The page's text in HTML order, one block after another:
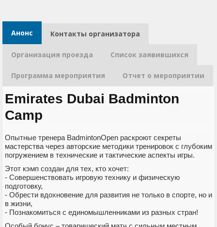
Анонс Контакты организатора​
Организация проезда Список заявившихся
Программа мероприятия Отчет о мероприятии
Emirates Dubai Badminton
Camp
Опытные тренера BadmintonOpen раскроют секреты
мастерства через авторские методики тренировок с глубоким
погружением в технические и тактические аспекты игры.
Этот кэмп создан для тех, кто хочет:
- Совершенствовать игровую технику и физическую
подготовку,
- Обрести вдохновение для развития не только в спорте, но и
в жизни,
- Познакомиться с единомышленниками из разных стран!